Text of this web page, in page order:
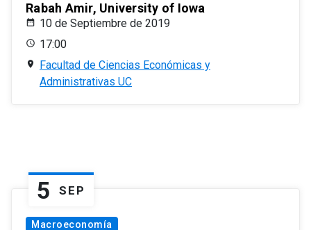
Rabah Amir, University of Iowa
10 de Septiembre de 2019
17:00
Facultad de Ciencias Económicas y
Administrativas UC
5 SEP
Macroeconomía